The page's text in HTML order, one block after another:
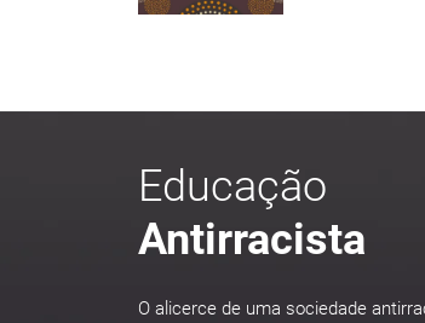
Educação
Antirracista
O alicerce de uma sociedade